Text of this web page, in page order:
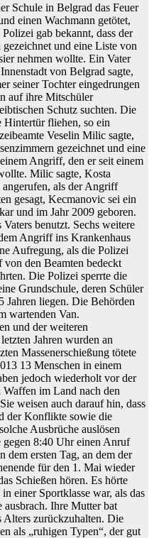
Schule in Belgrad das Feuer
einen Wachmann getötet,
gab bekannt, dass der
und eine Liste von
nehmen wollte. Ein Vater
von Belgrad sagte,
seiner Tochter eingedrungen
auf ihre Mitschüler
Schutz suchten. Die
Hintertür fliehen, so ein
Veselin Milic sagte,
gezeichnet und eine
Angriff, den er seit einem
Milic sagte, Kosta
als der Angriff
gesagt, Kecmanovic sei ein
und im Jahr 2009 geboren.
Vaters benutzt. Sechs weitere
Angriff ins Krankenhaus
Aufregung, als die Polizei
den Beamten bedeckt
Die Polizei sperrte die
Grundschule, deren Schüler
Jahren liegen. Die Behörden
wartenden Van.
und der weiteren
Jahren wurden an
Massenerschießung tötete
13 Menschen in einem
jedoch wiederholt vor der
im Land nach den
weisen auch darauf hin, dass
der Konflikte sowie die
Ausbrüche auslösen
gegen 8:40 Uhr einen Anruf
dem ersten Tag, an dem der
für den 1. Mai wieder
Schießen hören. Es hörte
einer Sportklasse war, als das
ausbrach. Ihre Mutter bat
Alters zurückzuhalten. Die
als „ruhigen Typen“, der gut